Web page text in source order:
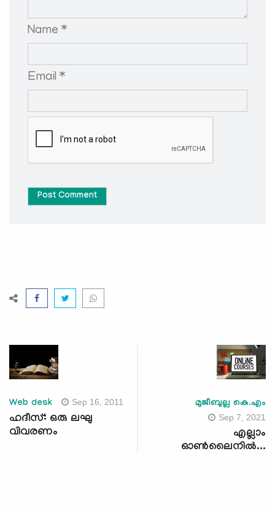
Name *
Email *
Post Comment
Web desk Sep 16, 2011
ഹദീസ്: ഒരു ലഘു
വിവരണം
മുജീബുല്ല കെ.എം
Sep 7, 2021
എല്ലാം
ഓൺലൈനിൽ...